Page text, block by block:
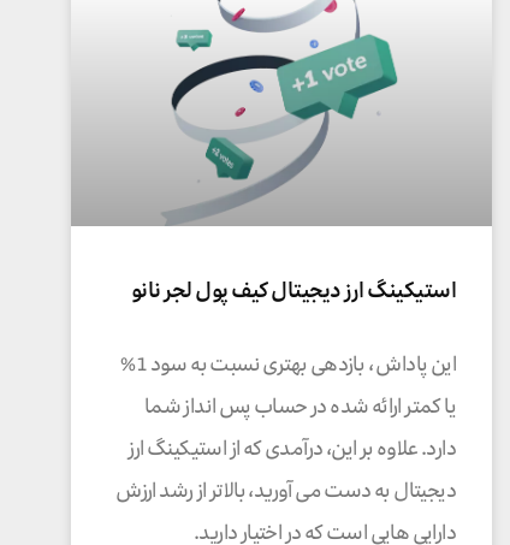
استیکینگ ارز دیجیتال کیف پول لجر نانو
این پاداش ، بازدهی بهتری نسبت به سود 1%
یا کمتر ارائه شده در حساب پس انداز شما
دارد. علاوه بر این، درآمدی که از استیکینگ ارز
دیجیتال به دست می آورید، بالاتر از رشد ارزش
دارایی هایی است که در اختیار دارید.